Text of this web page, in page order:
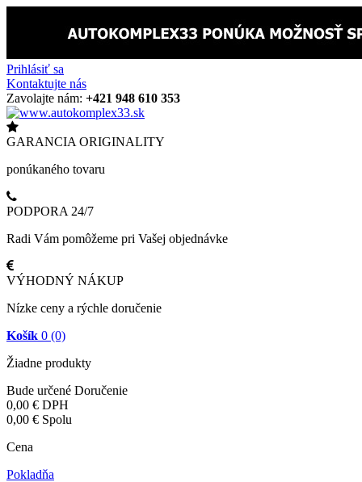
Prihlásiť sa
Kontaktujte nás
Zavolajte nám: +421 948 610 353
GARANCIA ORIGINALITY
ponúkaného tovaru
PODPORA 24/7
Radi Vám pomôžeme pri Vašej objednávke
VÝHODNÝ NÁKUP
Nízke ceny a rýchle doručenie
Košík 0 (0)
Žiadne produkty
Bude určené Doručenie
0,00 € DPH
0,00 € Spolu
Cena
Pokladňa